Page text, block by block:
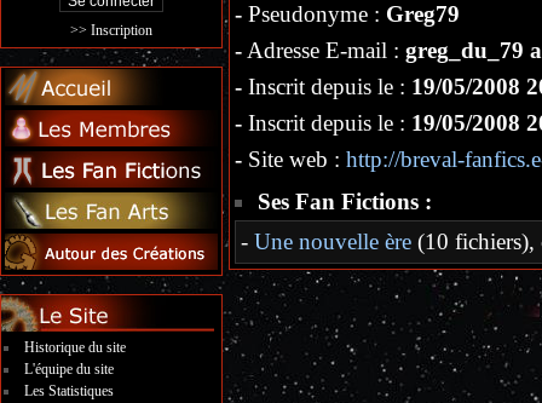
>> Inscription
Historique du site
L'équipe du site
Les Statistiques
-Pseudonyme : Greg79
-Adresse E-mail : greg_du_79
-Inscrit depuis le : 19/05/2008
-Inscrit depuis le : 19/05/2008
-Site web : http://breval-
Ses Fan Fictions :
- Une nouvelle ère(10 fichiers),